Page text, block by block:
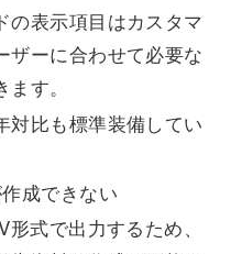
の表示項目はカスタマ
ザーに合わせて必要な
す。
対比も標準装備してい
成できない
式で出力するため、